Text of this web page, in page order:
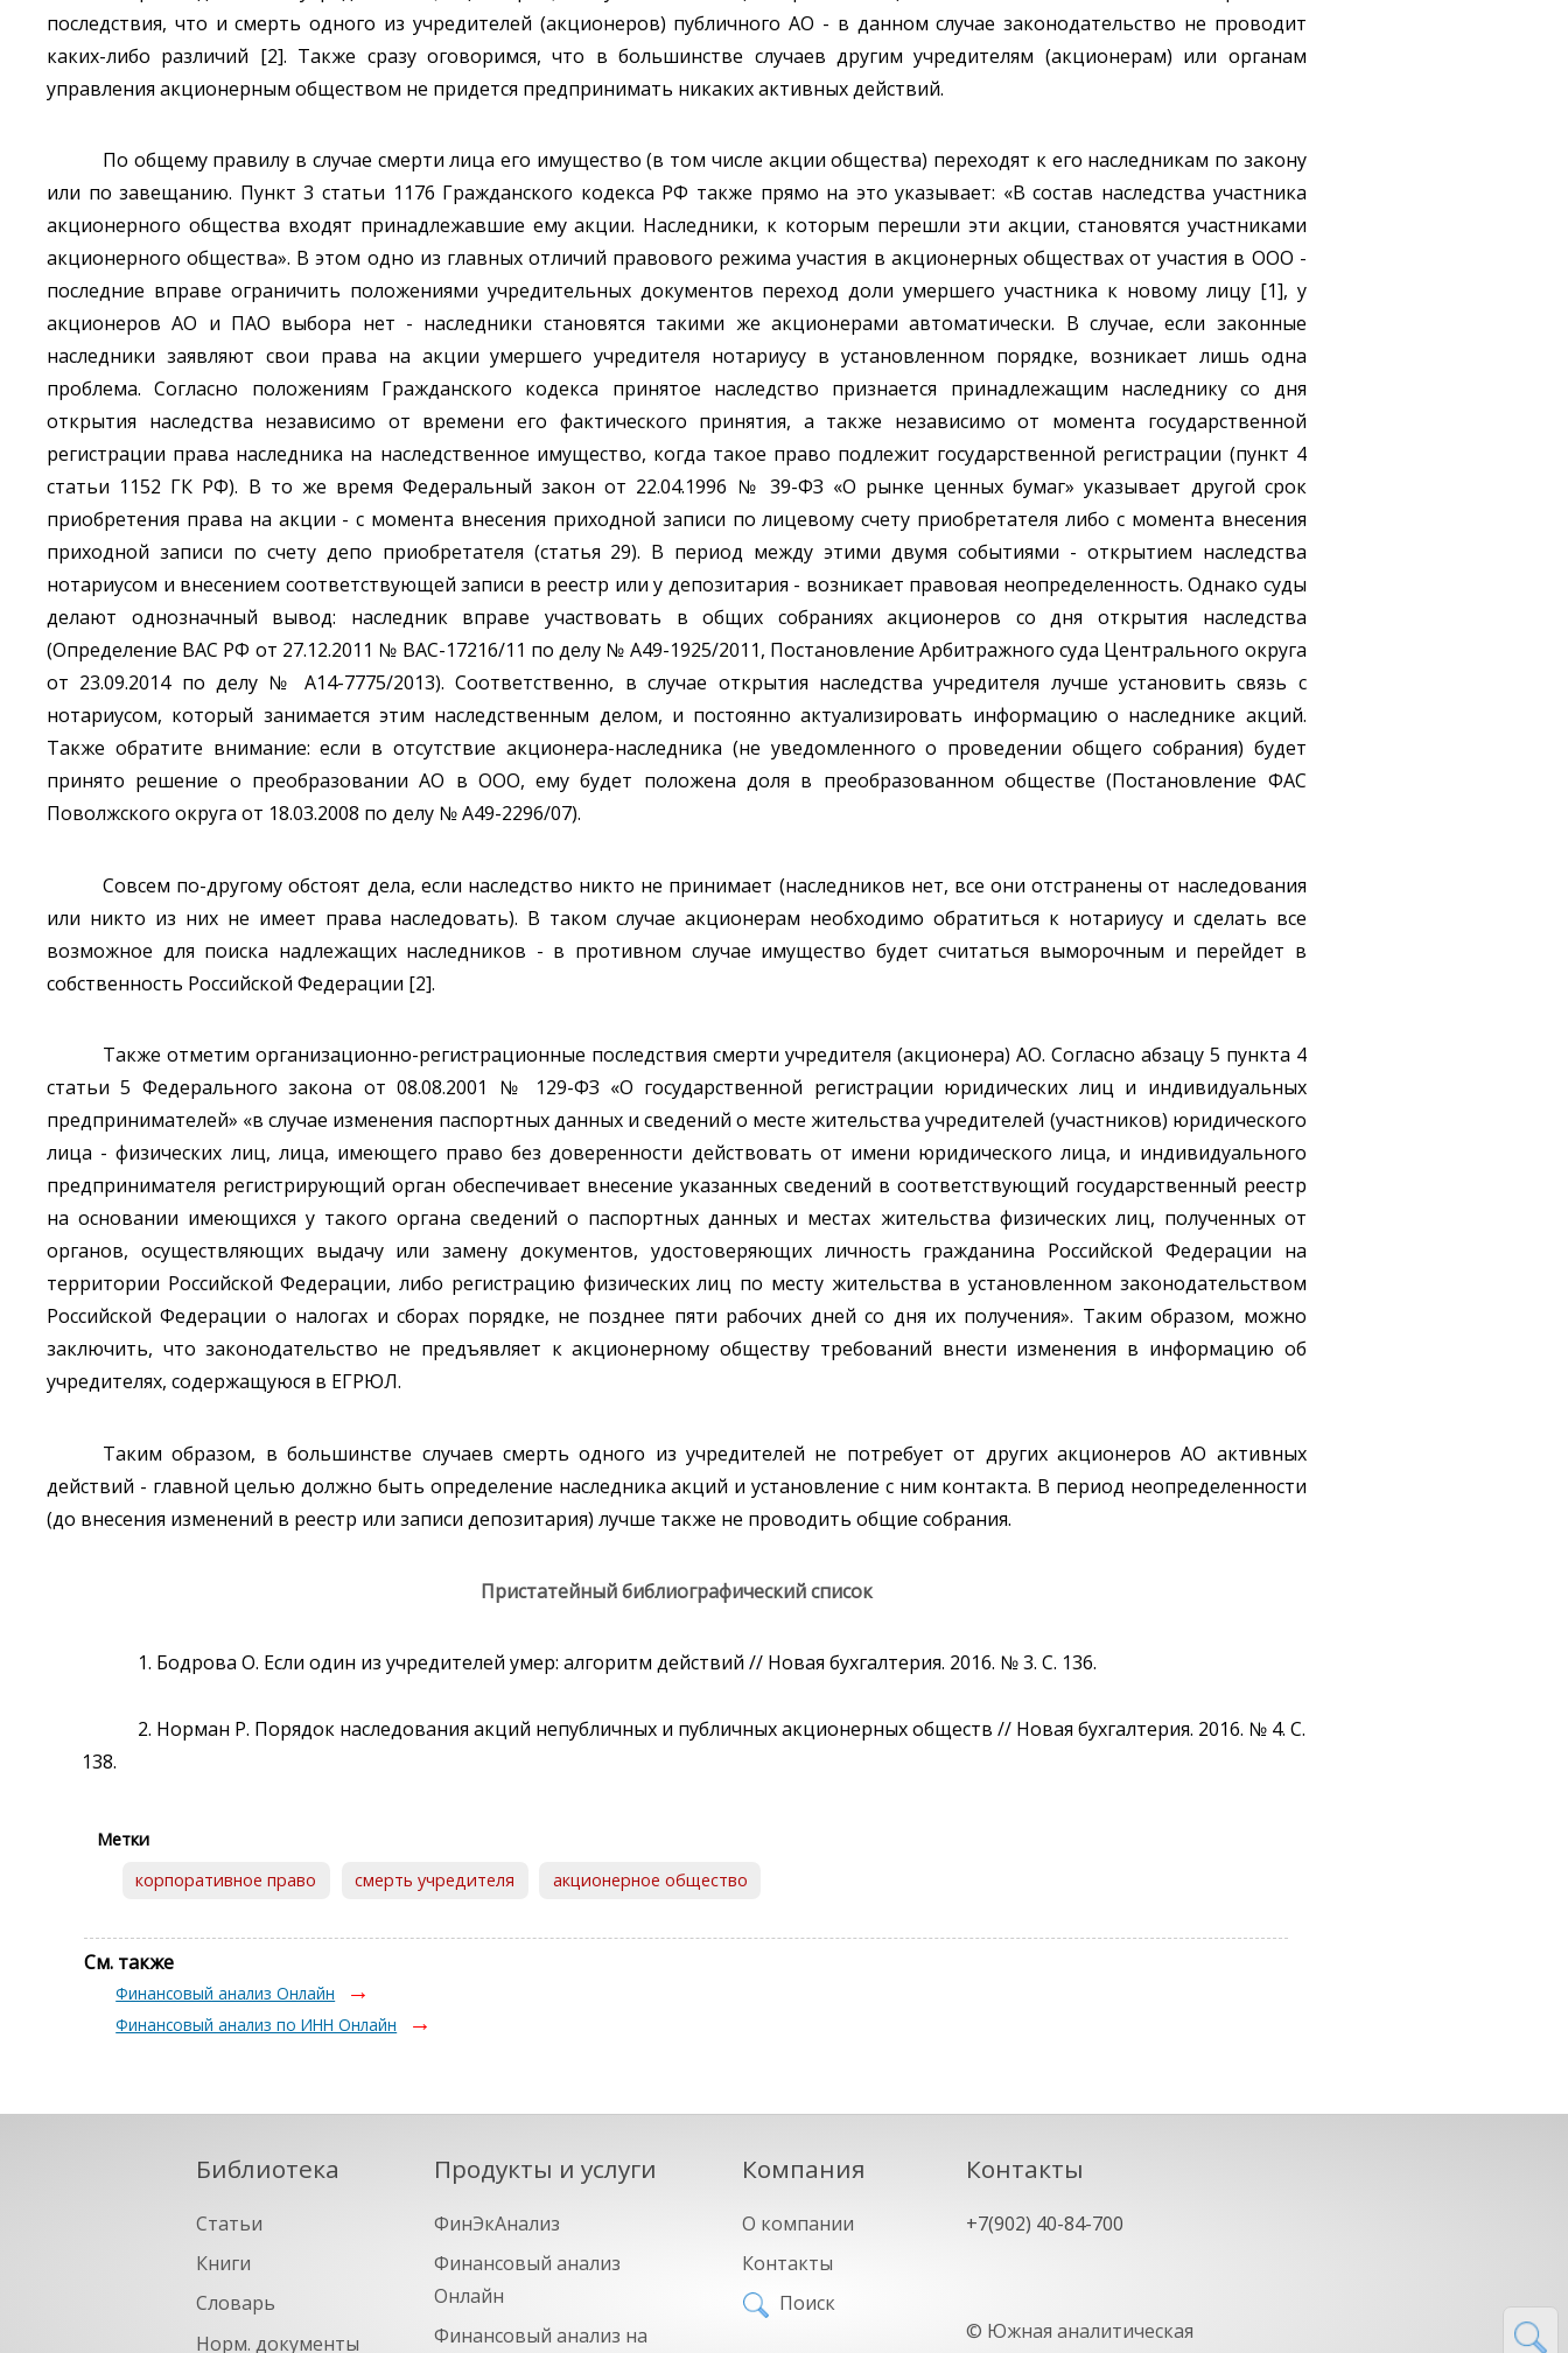
последствия, что и смерть одного из учредителей (акционеров) публичного АО - в данном случае законодательство не проводит
каких-либо различий [2]. Также сразу оговоримся, что в большинстве случаев другим учредителям (акционерам) или органам
управления акционерным обществом не придется предпринимать никаких активных действий.
По общему правилу в случае смерти лица его имущество (в том числе акции общества) переходят к его наследникам по закону
или по завещанию. Пункт 3 статьи 1176 Гражданского кодекса РФ также прямо на это указывает: «В состав наследства участника
акционерного общества входят принадлежавшие ему акции. Наследники, к которым перешли эти акции, становятся участниками
акционерного общества». В этом одно из главных отличий правового режима участия в акционерных обществах от участия в ООО -
последние вправе ограничить положениями учредительных документов переход доли умершего участника к новому лицу [1], у
акционеров АО и ПАО выбора нет - наследники становятся такими же акционерами автоматически. В случае, если законные
наследники заявляют свои права на акции умершего учредителя нотариусу в установленном порядке, возникает лишь одна
проблема. Согласно положениям Гражданского кодекса принятое наследство признается принадлежащим наследнику со дня
открытия наследства независимо от времени его фактического принятия, а также независимо от момента государственной
регистрации права наследника на наследственное имущество, когда такое право подлежит государственной регистрации (пункт 4
статьи 1152 ГК РФ). В то же время Федеральный закон от 22.04.1996 № 39-ФЗ «О рынке ценных бумаг» указывает другой срок
приобретения права на акции - с момента внесения приходной записи по лицевому счету приобретателя либо с момента внесения
приходной записи по счету депо приобретателя (статья 29). В период между этими двумя событиями - открытием наследства
нотариусом и внесением соответствующей записи в реестр или у депозитария - возникает правовая неопределенность. Однако суды
делают однозначный вывод: наследник вправе участвовать в общих собраниях акционеров со дня открытия наследства
(Определение ВАС РФ от 27.12.2011 № ВАС-17216/11 по делу № А49-1925/2011, Постановление Арбитражного суда Центрального округа
от 23.09.2014 по делу № А14-7775/2013). Соответственно, в случае открытия наследства учредителя лучше установить связь с
нотариусом, который занимается этим наследственным делом, и постоянно актуализировать информацию о наследнике акций.
Также обратите внимание: если в отсутствие акционера-наследника (не уведомленного о проведении общего собрания) будет
принято решение о преобразовании АО в ООО, ему будет положена доля в преобразованном обществе (Постановление ФАС
Поволжского округа от 18.03.2008 по делу № А49-2296/07).
Совсем по-другому обстоят дела, если наследство никто не принимает (наследников нет, все они отстранены от наследования
или никто из них не имеет права наследовать). В таком случае акционерам необходимо обратиться к нотариусу и сделать все
возможное для поиска надлежащих наследников - в противном случае имущество будет считаться выморочным и перейдет в
собственность Российской Федерации [2].
Также отметим организационно-регистрационные последствия смерти учредителя (акционера) АО. Согласно абзацу 5 пункта 4
статьи 5 Федерального закона от 08.08.2001 № 129-ФЗ «О государственной регистрации юридических лиц и индивидуальных
предпринимателей» «в случае изменения паспортных данных и сведений о месте жительства учредителей (участников) юридического
лица - физических лиц, лица, имеющего право без доверенности действовать от имени юридического лица, и индивидуального
предпринимателя регистрирующий орган обеспечивает внесение указанных сведений в соответствующий государственный реестр
на основании имеющихся у такого органа сведений о паспортных данных и местах жительства физических лиц, полученных от
органов, осуществляющих выдачу или замену документов, удостоверяющих личность гражданина Российской Федерации на
территории Российской Федерации, либо регистрацию физических лиц по месту жительства в установленном законодательством
Российской Федерации о налогах и сборах порядке, не позднее пяти рабочих дней со дня их получения». Таким образом, можно
заключить, что законодательство не предъявляет к акционерному обществу требований внести изменения в информацию об
учредителях, содержащуюся в ЕГРЮЛ.
Таким образом, в большинстве случаев смерть одного из учредителей не потребует от других акционеров АО активных
действий - главной целью должно быть определение наследника акций и установление с ним контакта. В период неопределенности
(до внесения изменений в реестр или записи депозитария) лучше также не проводить общие собрания.
Пристатейный библиографический список
1. Бодрова О. Если один из учредителей умер: алгоритм действий // Новая бухгалтерия. 2016. № 3. С. 136.
2. Норман Р. Порядок наследования акций непубличных и публичных акционерных обществ // Новая бухгалтерия. 2016. № 4. С.
138.
Метки
корпоративное право
смерть учредителя акционерное общество
См. также
Финансовый анализ Онлайн
Финансовый анализ по ИНН Онлайн
Библиотека
Статьи
Книги
Словарь
Норм. документы
Продукты и услуги
ФинЭкАнализ
Финансовый анализ
Онлайн
Финансовый анализ на
Компания
О компании
Контакты
Поиск
Контакты
+7(902) 40-84-700
© Южная аналитическая